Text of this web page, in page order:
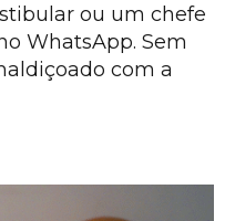
ou um chefe
WhatsApp. Sem
com a